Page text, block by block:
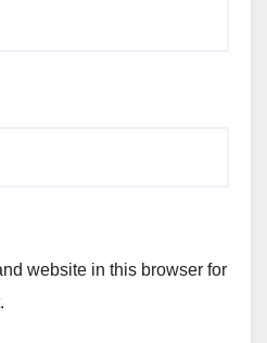
website in this browser for